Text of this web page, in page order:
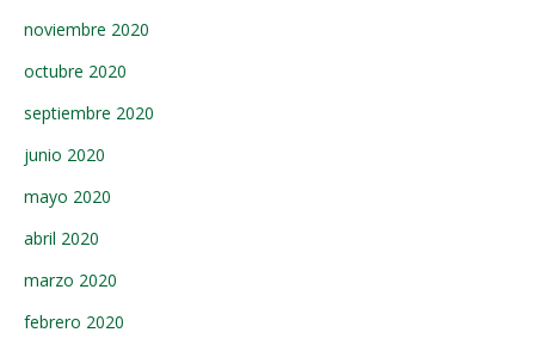
noviembre 2020
octubre 2020
septiembre 2020
junio 2020
mayo 2020
abril 2020
marzo 2020
febrero 2020